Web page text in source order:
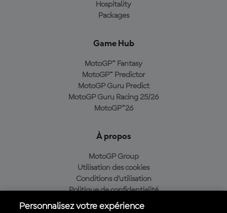
Hospitality
Packages
Game Hub
MotoGP™ Fantasy
MotoGP™ Predictor
MotoGP Guru Predict
MotoGP Guru Racing 25/26
MotoGP™26
À propos
MotoGP Group
Utilisation des cookies
Conditions d'utilisation
Politique de confidentialité
Politique d’achat
Personnalisez votre expérience